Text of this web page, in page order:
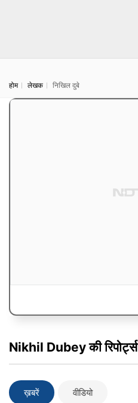
होम लेखक निखिल दुबे
Nikhil Dubey की रिपोर्ट्स
ख़बरें वीडियो